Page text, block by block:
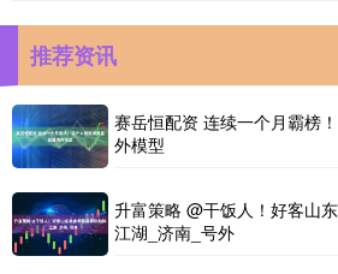
推荐资讯
赛岳恒配资 连续一个月霸榜
外模型
升富策略 @干饭人！好客山
江湖_济南_号外